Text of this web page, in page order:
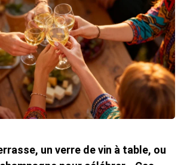
un verre de vin à table, ou